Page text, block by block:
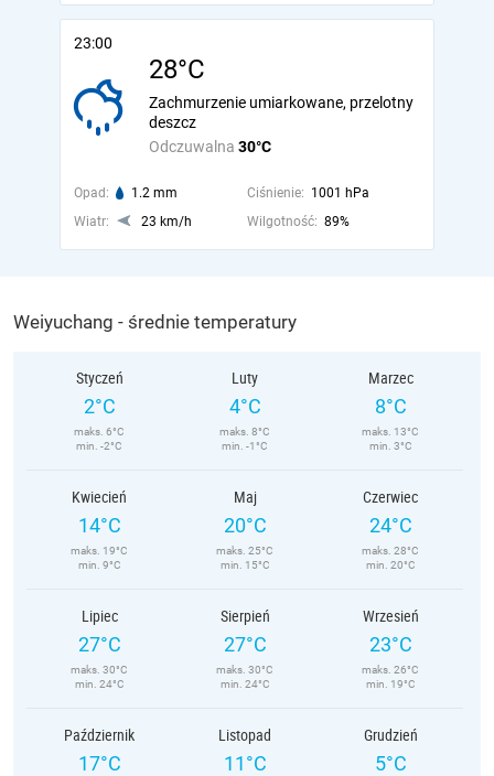
23:00
28°C
Odczuwalna 30°C
Zachmurzenie umiarkowane, przelotny
deszcz
Opad: 1.2 mm Ciśnienie: 1001 hPa
Wiatr:
23 km/h Wilgotność: 89%
Weiyuchang - średnie temperatury
Styczeń
2°C
maks. 6°C
min. -2°C
Luty
4°C
maks. 8°C
min. -1°C
Marzec
8°C
maks. 13°C
min. 3°C
Kwiecień
14°C
maks. 19°C
min. 9°C
Maj
20°C
maks. 25°C
min. 15°C
Czerwiec
24°C
maks. 28°C
min. 20°C
Lipiec
27°C
maks. 30°C
min. 24°C
Sierpień
27°C
maks. 30°C
min. 24°C
Wrzesień
23°C
maks. 26°C
min. 19°C
Październik
17°C
Listopad
11°C
Grudzień
5°C